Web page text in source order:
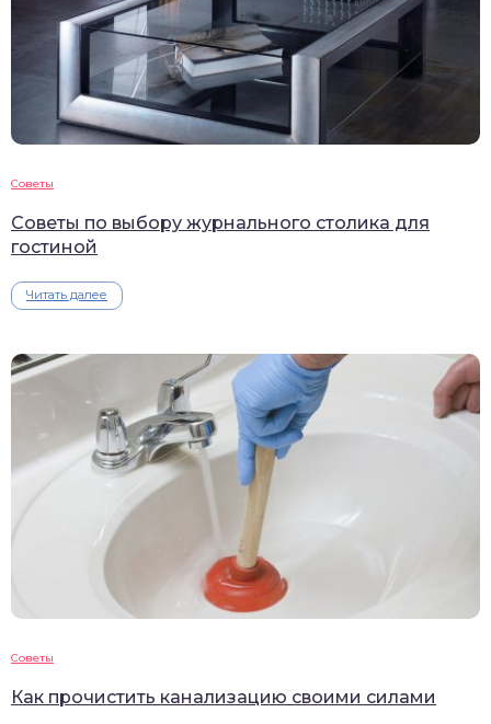
Советы
Советы по выбору журнального столика для
гостиной
Читать далее
Советы
Как прочистить канализацию своими силами